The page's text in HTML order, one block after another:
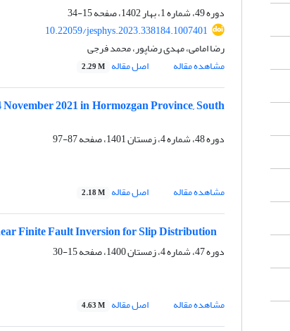
دوره 49، شماره 1، بهار 1402، صفحه
15-34
10.22059/jesphys.2023.338184.1007401
رضا امامی، مهدی رضاپور، محمد فرجی
مشاهده مقاله
اصل مقاله 2.29 M
2021 in Hormozgan Province, South
دوره 48، شماره 4، زمستان 1401، صفحه
87-97
مشاهده مقاله
اصل مقاله 2.18 M
Finite Fault Inversion for Slip Distribution
دوره 47، شماره 4، زمستان 1400، صفحه
15-30
مشاهده مقاله
اصل مقاله 4.63 M